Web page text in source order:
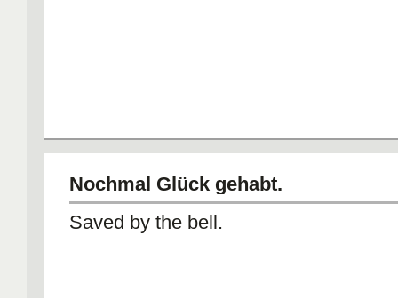
Nochmal Glück gehabt.
Saved by the bell.